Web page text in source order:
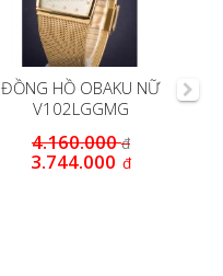
ĐỒNG HỒ OBAKU NỮ
V102LGGMG
4.160.000đ
3.744.000 đ